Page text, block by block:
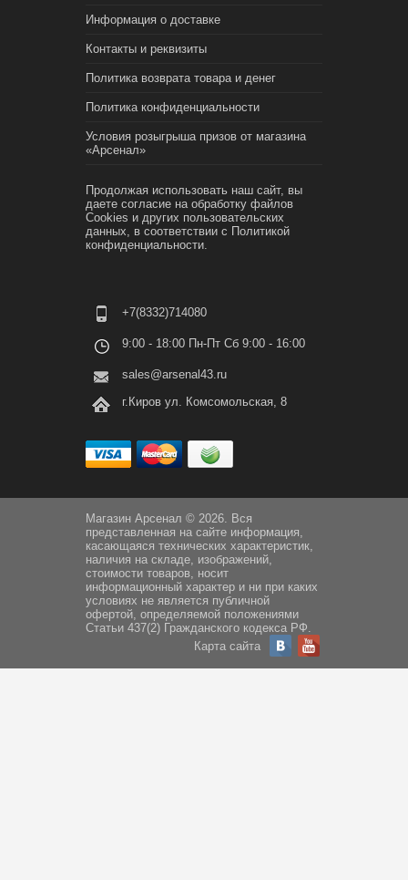
Информация о доставке
Контакты и реквизиты
Политика возврата товара и денег
Политика конфиденциальности
Условия розыгрыша призов от магазина
«Арсенал»
Продолжая использовать наш сайт, вы
даете согласие на обработку файлов
Cookies и других пользовательских
данных, в соответствии с Политикой
конфиденциальности.
+7(8332)714080
9:00 - 18:00 Пн-Пт Сб 9:00 - 16:00
sales@arsenal43.ru
г.Киров ул. Комсомольская, 8
Магазин Арсенал © 2026. Вся
представленная на сайте информация,
касающаяся технических характеристик,
наличия на складе, изображений,
стоимости товаров, носит
информационный характер и ни при каких
условиях не является публичной
офертой, определяемой положениями
Статьи 437(2) Гражданского кодекса РФ.
Карта сайта